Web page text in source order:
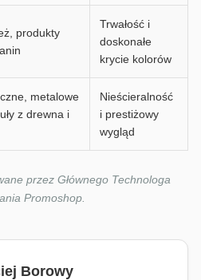
produkty
Trwałość i
doskonałe
krycie kolorów
metalowe
z drewna i
Nieścieralność
i prestiżowy
wygląd
przez Głównego Technologa
Promoshop.
Borowy